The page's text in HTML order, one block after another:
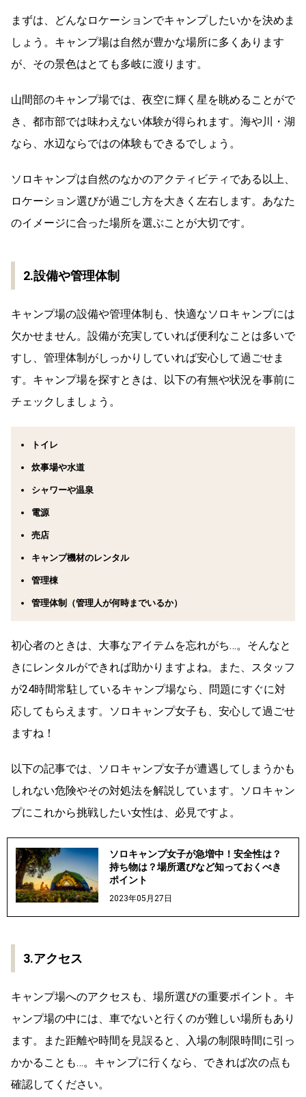
まずは、どんなロケーションでキャンプしたいかを決めま
しょう。キャンプ場は自然が豊かな場所に多くあります
が、その景色はとても多岐に渡ります。
山間部のキャンプ場では、夜空に輝く星を眺めることがで
き、都市部では味わえない体験が得られます。海や川・湖
なら、水辺ならではの体験もできるでしょう。
ソロキャンプは自然のなかのアクティビティである以上、
ロケーション選びが過ごし方を大きく左右します。あなた
のイメージに合った場所を選ぶことが大切です。
2.設備や管理体制
キャンプ場の設備や管理体制も、快適なソロキャンプには
欠かせません。設備が充実していれば便利なことは多いで
すし、管理体制がしっかりしていれば安心して過ごせま
す。キャンプ場を探すときは、以下の有無や状況を事前に
チェックしましょう。
トイレ
炊事場や水道
シャワーや温泉
電源
売店
キャンプ機材のレンタル
管理棟
管理体制（管理人が何時までいるか）
初心者のときは、大事なアイテムを忘れがち…。そんなと
きにレンタルができれば助かりますよね。また、スタッフ
が24時間常駐しているキャンプ場なら、問題にすぐに対
応してもらえます。ソロキャンプ女子も、安心して過ごせ
ますね！
以下の記事では、ソロキャンプ女子が遭遇してしまうかも
しれない危険やその対処法を解説しています。ソロキャン
プにこれから挑戦したい女性は、必見ですよ。
ソロキャンプ女子が急増中！安全性は？
持ち物は？場所選びなど知っておくべき
ポイント
2023年05月27日
3.アクセス
キャンプ場へのアクセスも、場所選びの重要ポイント。キ
ャンプ場の中には、車でないと行くのが難しい場所もあり
ます。また距離や時間を見誤ると、入場の制限時間に引っ
かかることも…。キャンプに行くなら、できれば次の点も
確認してください。